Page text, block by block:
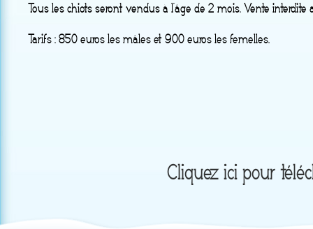
Tous les chiots seront vendus à l’âge de 2 mois. Vente
Tarifs : 850 euros les mâles et 900 euros les femelles.
Cliquez ici pour